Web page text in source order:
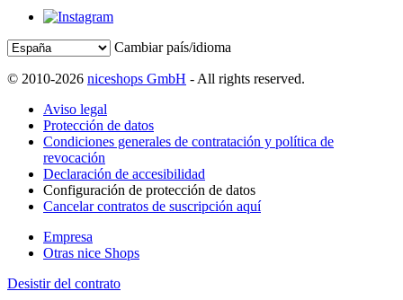
Cambiar país/idioma
© 2010-2026 niceshops GmbH - All rights reserved.
Aviso legal
Protección de datos
Condiciones generales de contratación y política de
revocación
Declaración de accesibilidad
Configuración de protección de datos
Cancelar contratos de suscripción aquí
Empresa
Otras nice Shops
Desistir del contrato